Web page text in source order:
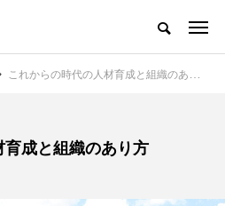
これからの時代の人材育成と組織のあり方
成と組織のあり方